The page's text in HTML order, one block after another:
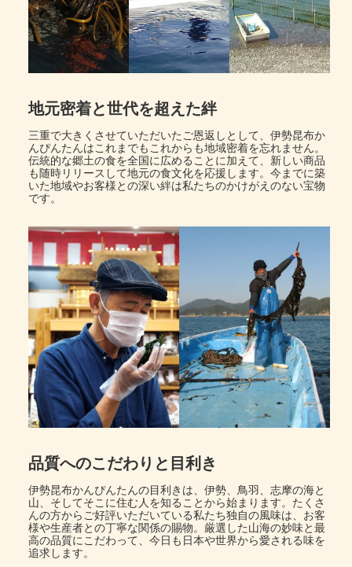
地元密着と世代を超えた絆
三重で大きくさせていただいたご恩返しとして、伊勢昆布か
んぴんたんはこれまでもこれからも地域密着を忘れません。
伝統的な郷土の食を全国に広めることに加えて、新しい商品
も随時リリースして地元の食文化を応援します。今までに築
いた地域やお客様との深い絆は私たちのかけがえのない宝物
です。
品質へのこだわりと目利き
伊勢昆布かんぴんたんの目利きは、伊勢、鳥羽、志摩の海と
山、そしてそこに住む人を知ることから始まります。たくさ
んの方からご好評いただいている私たち独自の風味は、お客
様や生産者との丁寧な関係の賜物。厳選した山海の妙味と最
高の品質にこだわって、今日も日本や世界から愛される味を
追求します。